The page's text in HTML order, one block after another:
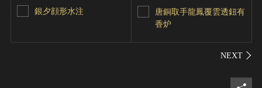
銀夕顔形水注
唐銅取手龍鳳覆雲透鈕有
香炉
シェ